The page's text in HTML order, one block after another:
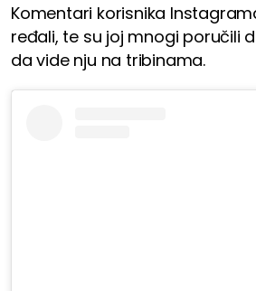
Komentari korisnika
ređali, te su joj mnogi poručili
da vide nju na tribinama.